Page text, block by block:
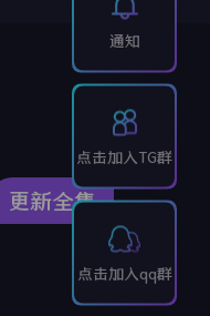
更新全集
通知
点击加入TG群
点击加入qq群